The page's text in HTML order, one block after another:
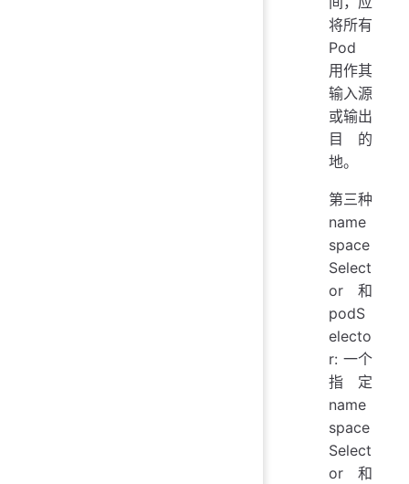
将所有
Pod
用作其
输入源
或输出
目的
地。
第三种
name
space
Select
or 和
podS
electo
r: 一个
指定
name
space
Select
or 和